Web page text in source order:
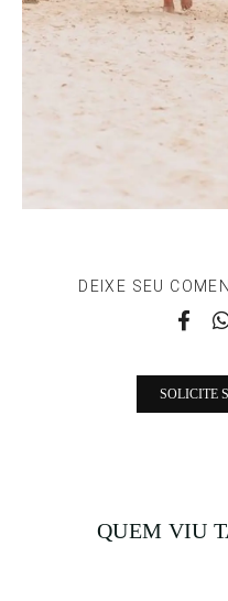
DEIXE SEU
SOLICITE
QUEM VIU